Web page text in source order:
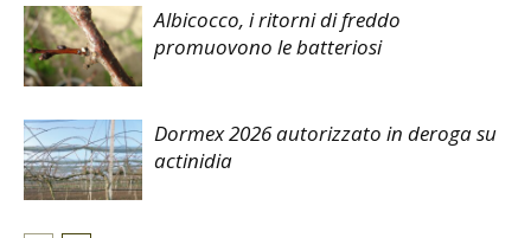
Albicocco, i ritorni di freddo
promuovono le batteriosi
Dormex 2026 autorizzato in deroga su
actinidia